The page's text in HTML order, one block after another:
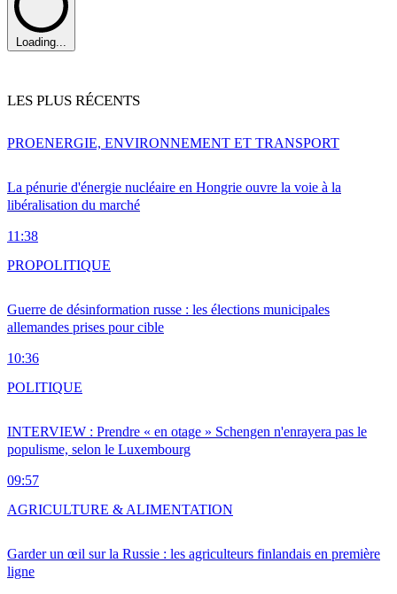
Loading...
LES PLUS RÉCENTS
La pénurie d'énergie nucléaire en Hongrie ouvre la voie à la
libéralisation du marché
11:38
PROENERGIE, ENVIRONNEMENT ET TRANSPORT
Guerre de désinformation russe : les élections municipales
allemandes prises pour cible
10:36
PROPOLITIQUE
INTERVIEW : Prendre « en otage » Schengen n'enrayera pas le
populisme, selon le Luxembourg
09:57
POLITIQUE
Garder un œil sur la Russie : les agriculteurs finlandais en première
ligne
AGRICULTURE & ALIMENTATION